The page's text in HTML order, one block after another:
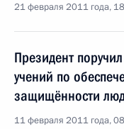
21 февраля 2011 года,
Президент
учений по
защищённости
11 февраля 2011 года,